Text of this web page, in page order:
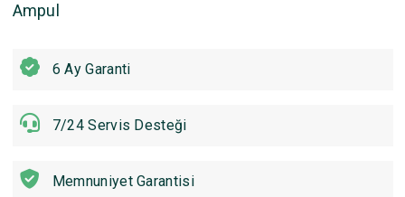
Ampul
6 Ay Garanti
7/24 Servis Desteği
Memnuniyet Garantisi